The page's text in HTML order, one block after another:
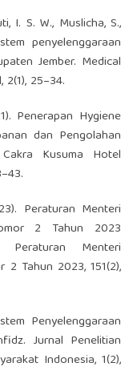
I. S. W., Muslicha, S.,
penyelenggaraan
Jember. Medical
25–34.
Penerapan Hygiene
dan Pengolahan
Kusuma Hotel
Peraturan Menteri
2 Tahun 2023
Peraturan Menteri
Tahun 2023, 151(2),
Penyelenggaraan
Jurnal Penelitian
Indonesia, 1(2),